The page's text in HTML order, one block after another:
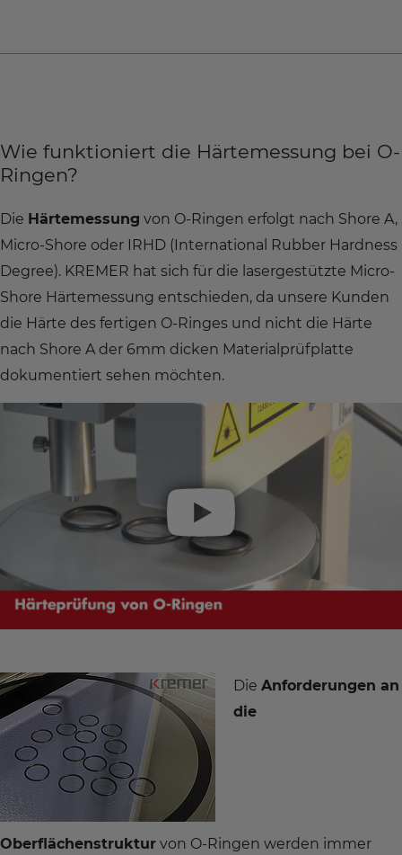
Wie funktioniert die Härtemessung bei O-
Ringen?
Die Härtemessung von O-Ringen erfolgt nach Shore A,
Micro-Shore oder IRHD (International Rubber Hardness
Degree). KREMER hat sich für die lasergestützte Micro-
Shore Härtemessung entschieden, da unsere Kunden
die Härte des fertigen O-Ringes und nicht die Härte
nach Shore A der 6mm dicken Materialprüfplatte
dokumentiert sehen möchten.
Die Anforderungen an
die
Oberflächenstruktur von O-Ringen werden immer